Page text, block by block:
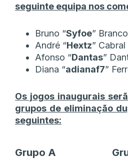
seguinte equipa nos
Bruno “Syfoe” Branco
André “Hextz” Cabral
Afonso “Dantas”
Diana “adianaf7”
Os jogos inaugurais
grupos de eliminação
seguintes:
Grupo A